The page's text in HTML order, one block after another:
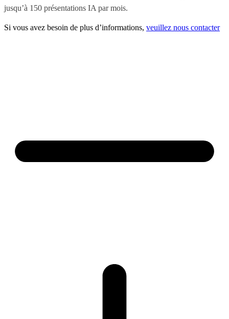
jusqu’à 150 présentations IA par mois.
Si vous avez besoin de plus d’informations, veuillez nous contacter